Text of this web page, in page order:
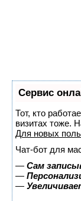
Сервис
Тот, кто
визитах тоже.
Для новых
Чат-бот для
— Сам
—
—